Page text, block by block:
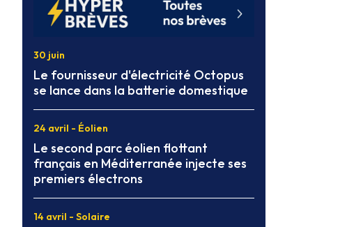
30 juin
Le fournisseur d'électricité Octopus
se lance dans la batterie domestique
24 avril - Éolien
Le second parc éolien flottant
français en Méditerranée injecte ses
premiers électrons
14 avril - Solaire